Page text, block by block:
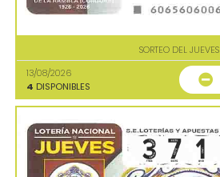
SORTEO DEL JUEVES
13/08/2026
4 DISPONIBLES